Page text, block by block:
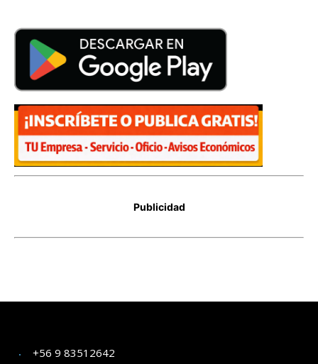
+56 9 83512642